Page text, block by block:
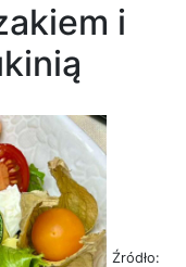
i
Źródło: